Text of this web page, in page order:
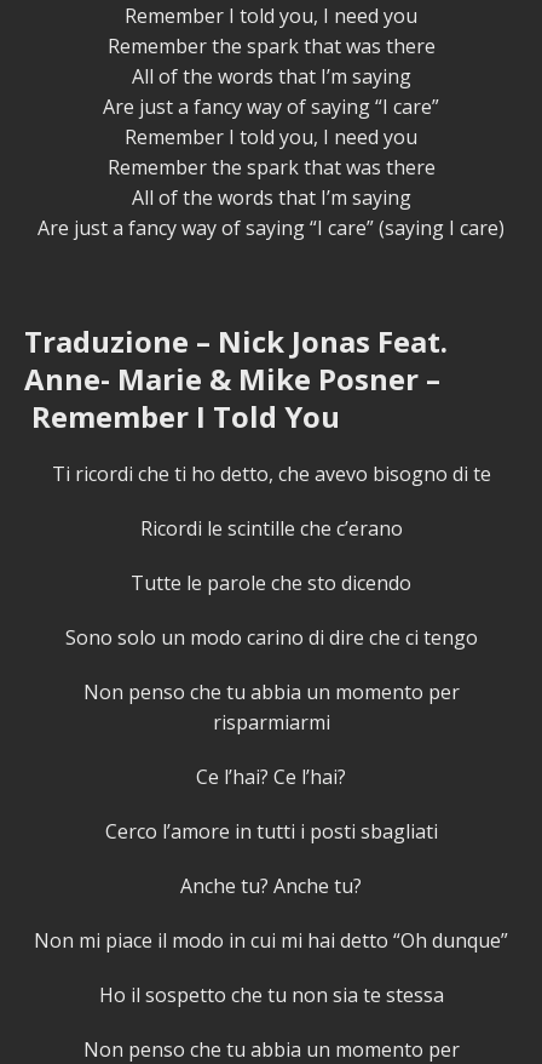
Remember I told you, I need you
Remember the spark that was there
All of the words that I’m saying
Are just a fancy way of saying “I care”
Remember I told you, I need you
Remember the spark that was there
All of the words that I’m saying
Are just a fancy way of saying “I care” (saying I care)
Traduzione – Nick Jonas Feat.
Anne- Marie & Mike Posner –
Remember I Told You
Ti ricordi che ti ho detto, che avevo bisogno di te
Ricordi le scintille che c’erano
Tutte le parole che sto dicendo
Sono solo un modo carino di dire che ci tengo
Non penso che tu abbia un momento per
risparmiarmi
Ce l’hai? Ce l’hai?
Cerco l’amore in tutti i posti sbagliati
Anche tu? Anche tu?
Non mi piace il modo in cui mi hai detto “Oh dunque”
Ho il sospetto che tu non sia te stessa
Non penso che tu abbia un momento per